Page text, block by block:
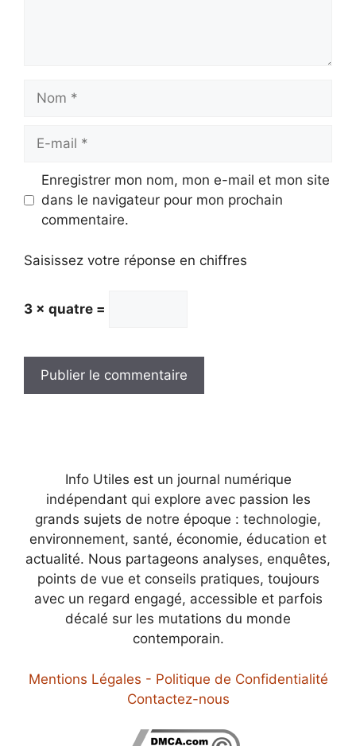
Nom
Enregistrer mon nom, mon e-mail et mon site
dans le navigateur pour mon prochain
commentaire.
Saisissez votre réponse en chiffres
3 × quatre =
Info Utiles est un journal numérique
indépendant qui explore avec passion les
grands sujets de notre époque : technologie,
environnement, santé, économie, éducation et
actualité. Nous partageons analyses, enquêtes,
points de vue et conseils pratiques, toujours
avec un regard engagé, accessible et parfois
décalé sur les mutations du monde
contemporain.
Mentions Légales - Politique de Confidentialité
Contactez-nous